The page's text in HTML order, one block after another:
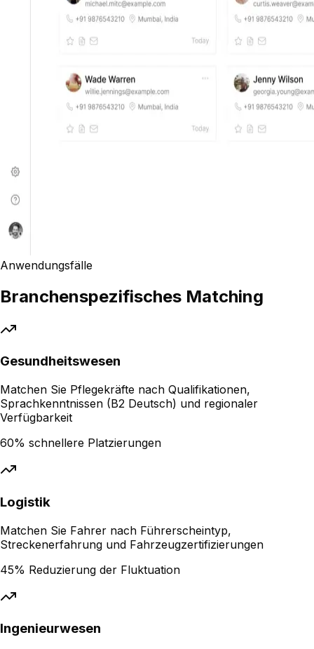
Anwendungsfälle
Branchenspezifisches Matching
Gesundheitswesen
Matchen Sie Pflegekräfte nach Qualifikationen,
Sprachkenntnissen (B2 Deutsch) und regionaler
Verfügbarkeit
60% schnellere Platzierungen
Logistik
Matchen Sie Fahrer nach Führerscheintyp,
Streckenerfahrung und Fahrzeugzertifizierungen
45% Reduzierung der Fluktuation
Ingenieurwesen